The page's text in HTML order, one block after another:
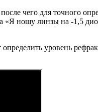
чего для точного
ношу линзы на -1,5
уровень